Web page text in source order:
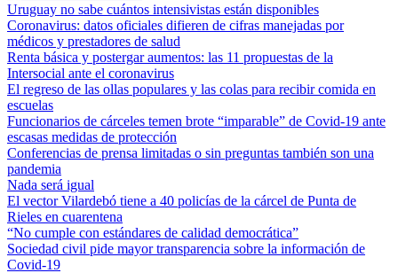
Uruguay no sabe cuántos intensivistas están disponibles
Coronavirus: datos oficiales difieren de cifras manejadas por
médicos y prestadores de salud
Renta básica y postergar aumentos: las 11 propuestas de la
Intersocial ante el coronavirus
El regreso de las ollas populares y las colas para recibir comida en
escuelas
Funcionarios de cárceles temen brote “imparable” de Covid-19 ante
escasas medidas de protección
Conferencias de prensa limitadas o sin preguntas también son una
pandemia
Nada será igual
El vector Vilardebó tiene a 40 policías de la cárcel de Punta de
Rieles en cuarentena
“No cumple con estándares de calidad democrática”
Sociedad civil pide mayor transparencia sobre la información de
Covid-19